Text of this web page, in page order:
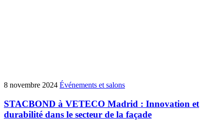
8 novembre 2024 Événements et salons
STACBOND à VETECO Madrid : Innovation et
durabilité dans le secteur de la façade